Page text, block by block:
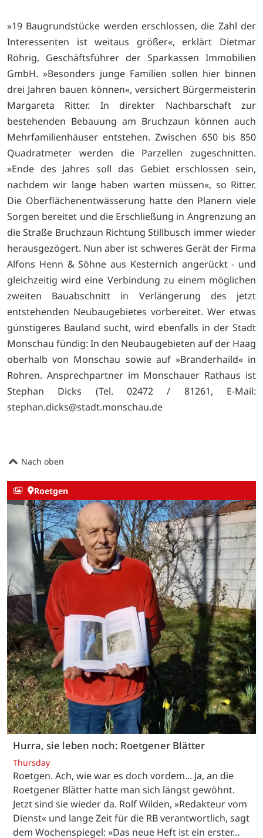
»19 Baugrundstücke werden erschlossen, die Zahl der
Interessenten ist weitaus größer«, erklärt Dietmar
Röhrig, Geschäftsführer der Sparkassen Immobilien
GmbH. »Besonders junge Familien sollen hier binnen
drei Jahren bauen können«, versichert Bürgermeisterin
Margareta Ritter. In direkter Nachbarschaft zur
bestehenden Bebauung am Bruchzaun können auch
Mehrfamilienhäuser entstehen. Zwischen 650 bis 850
Quadratmeter werden die Parzellen zugeschnitten.
»Ende des Jahres soll das Gebiet erschlossen sein,
nachdem wir lange haben warten müssen«, so Ritter.
Die Oberflächenentwässerung hatte den Planern viele
Sorgen bereitet und die Erschließung in Angrenzung an
die Straße Bruchzaun Richtung Stillbusch immer wieder
herausgezögert. Nun aber ist schweres Gerät der Firma
Alfons Henn & Söhne aus Kesternich angerückt - und
gleichzeitig wird eine Verbindung zu einem möglichen
zweiten Bauabschnitt in Verlängerung des jetzt
entstehenden Neubaugebietes vorbereitet. Wer etwas
günstigeres Bauland sucht, wird ebenfalls in der Stadt
Monschau fündig: In den Neubaugebieten auf der Haag
oberhalb von Monschau sowie auf »Branderhaild« in
Rohren. Ansprechpartner im Monschauer Rathaus ist
Stephan Dicks (Tel. 02472 / 81261, E-Mail:
stephan.dicks@stadt.monschau.de
Nach oben
Roetgen
Hurra, sie leben noch: Roetgener Blätter
Thursday
Roetgen. Ach, wie war es doch vordem... Ja, an die
Roetgener Blätter hatte man sich längst gewöhnt.
Jetzt sind sie wieder da. Rolf Wilden, »Redakteur vom
Dienst« und lange Zeit für die RB verantwortlich, sagt
dem Wochenspiegel: »Das neue Heft ist ein erster…